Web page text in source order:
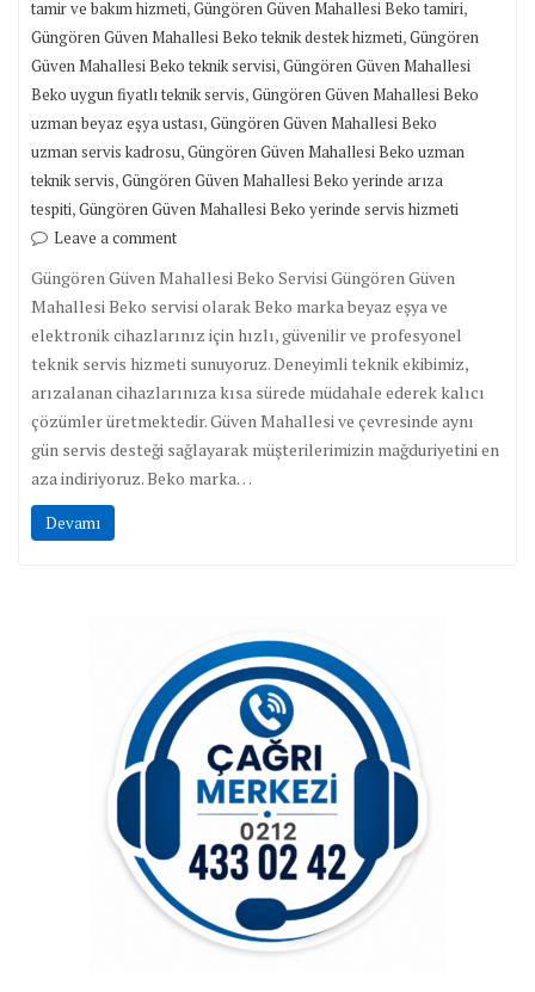
tamir ve bakım hizmeti,Güngören Güven Mahallesi Beko tamiri,
Güngören Güven Mahallesi Beko teknik destek hizmeti,Güngören
Güven Mahallesi Beko teknik servisi,Güngören Güven Mahallesi
Beko uygun fiyatlı teknik servis,Güngören Güven Mahallesi Beko
uzman beyaz eşya ustası,Güngören Güven Mahallesi Beko
uzman servis kadrosu,Güngören Güven Mahallesi Beko uzman
teknik servis,Güngören Güven Mahallesi Beko yerinde arıza
tespiti,Güngören Güven Mahallesi Beko yerinde servis hizmeti
Leave a comment
Güngören Güven Mahallesi Beko Servisi Güngören Güven
Mahallesi Beko servisi olarak Beko marka beyaz eşya ve
elektronik cihazlarınız için hızlı, güvenilir ve profesyonel
teknik servis hizmeti sunuyoruz. Deneyimli teknik ekibimiz,
arızalanan cihazlarınıza kısa sürede müdahale ederek kalıcı
çözümler üretmektedir. Güven Mahallesi ve çevresinde aynı
gün servis desteği sağlayarak müşterilerimizin mağduriyetini en
aza indiriyoruz. Beko marka…
Devamı